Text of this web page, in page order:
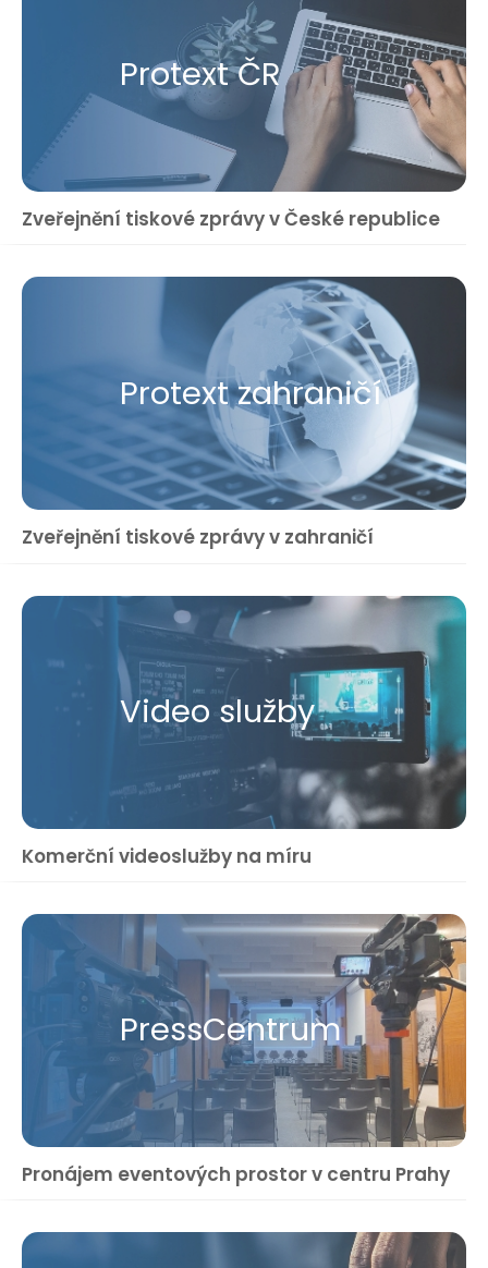
Protext ČR
Zveřejnění tiskové zprávy v České republice
Protext zahraničí
Zveřejnění tiskové zprávy v zahraničí
Video služby
Komerční videoslužby na míru
Press​Centrum
Pronájem eventových prostor v centru Prahy